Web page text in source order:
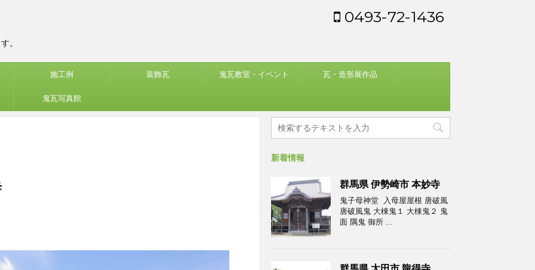
。
0493-72-1436
施工例 装飾瓦 鬼瓦教室・イベント 瓦・造形展作品
鬼瓦写真館
新着情報
群馬県 伊勢崎市 本妙寺
鬼子母神堂 入母屋屋根 唐破風
唐破風鬼 大棟鬼１ 大棟鬼２ 鬼
面 隅鬼 御所 ...